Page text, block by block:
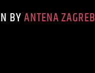
BYANTENA ZAGREB